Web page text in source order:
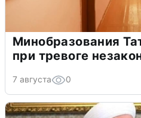
Минобразования
при тревоге
7 августа 0